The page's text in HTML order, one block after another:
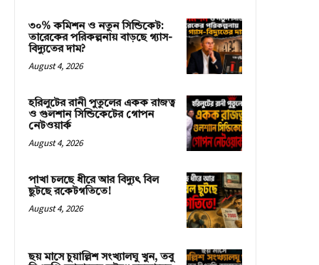
৩০% কমিশন ও নতুন সিন্ডিকেট:
তারেকের পরিকল্পনায় বাড়ছে গ্যাস-
বিদ্যুতের দাম?
August 4, 2026
হরিলুটের রানী পুতুলের একক রাজত্ব
ও গুলশান সিন্ডিকেটের গোপন
নেটওয়ার্ক
August 4, 2026
পাখা চলছে ধীরে আর বিদ্যুৎ বিল
ছুটছে রকেটগতিতে!
August 4, 2026
ছয় মাসে চুয়াল্লিশ সংখ্যালঘু খুন, তবু